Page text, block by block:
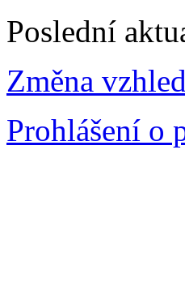
Poslední
Změna
Prohlášení o